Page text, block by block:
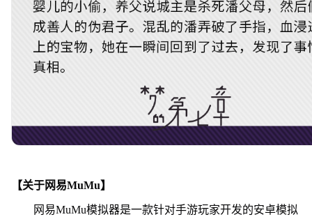
【关于网易MuMu】
网易MuMu模拟器是一款针对手游玩家开发的安卓模拟